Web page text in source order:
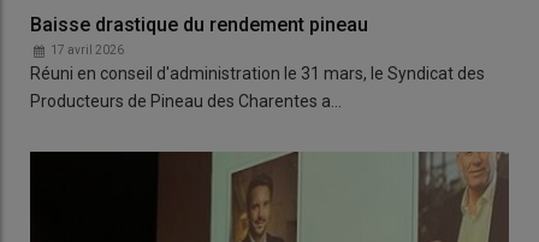
Baisse drastique du rendement pineau
17 avril 2026
Réuni en conseil d'administration le 31 mars, le Syndicat des
Producteurs de Pineau des Charentes a…